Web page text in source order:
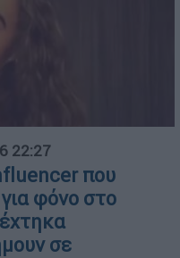
22:27
που
φόνο στο
σε